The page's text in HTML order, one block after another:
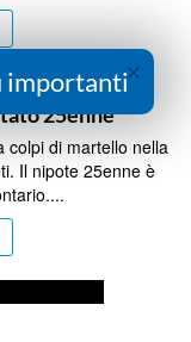
25enne
colpi di martello nella
Il nipote 25enne è
×
importanti